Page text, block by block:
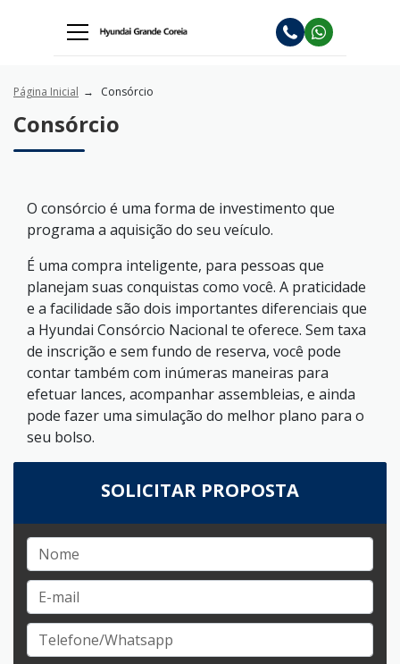
Página Inicial Consórcio
Consórcio
O consórcio é uma forma de investimento que
programa a aquisição do seu veículo.
É uma compra inteligente, para pessoas que
planejam suas conquistas como você. A praticidade
e a facilidade são dois importantes diferenciais que
a Hyundai Consórcio Nacional te oferece. Sem taxa
de inscrição e sem fundo de reserva, você pode
contar também com inúmeras maneiras para
efetuar lances, acompanhar assembleias, e ainda
pode fazer uma simulação do melhor plano para o
seu bolso.
SOLICITAR PROPOSTA